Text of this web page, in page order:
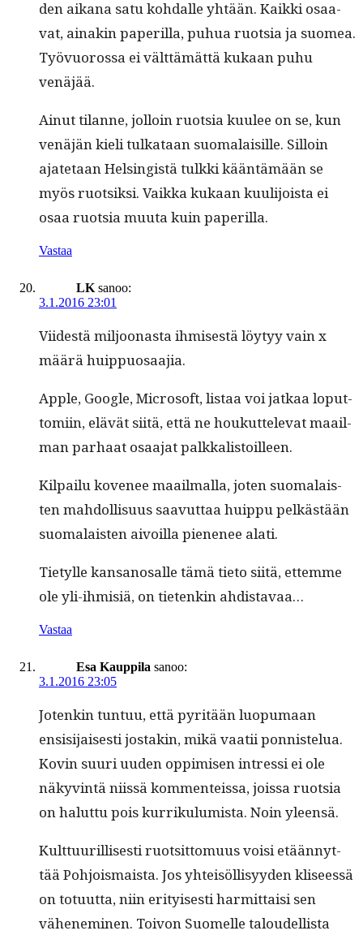
den aikana satu kohdalle yhtään. Kaik­ki osaa­
vat, ainakin paper­il­la, puhua ruot­sia ja suomea.
Työvuorossa ei vält­tämät­tä kukaan puhu
venäjää.
Ain­ut tilanne, jol­loin ruot­sia kuulee on se, kun
venäjän kieli tulkataan suo­ma­laisille. Sil­loin
ajate­taan Helsingistä tulk­ki kään­tämään se
myös ruot­sik­si. Vaik­ka kukaan kuuli­joista ei
osaa ruot­sia muu­ta kuin paperilla.
Vastaa
LK sanoo:
3.1.2016 23:01
Viidestä miljoonas­ta ihmis­es­tä löy­tyy vain x
määrä huippuosaajia.
Apple, Google, Microsoft, lis­taa voi jatkaa lop­ut­
tomi­in, elävät siitä, että ne houkut­tel­e­vat maail­
man parhaat osaa­jat palkkalistoilleen.
Kil­pailu kove­nee maail­mal­la, joten suo­ma­lais­
ten mah­dol­lisu­us saavut­taa huip­pu pelkästään
suo­ma­lais­ten aivoil­la piene­nee alati.
Tietylle kansanos­alle tämä tieto siitä, ettemme
ole yli-ihmisiä, on tietenkin ahdistavaa…
Vastaa
Esa Kauppila sanoo:
3.1.2016 23:05
Jotenkin tun­tuu, että pyritään luop­umaan
ensisi­jais­es­ti jostakin, mikä vaatii pon­nis­telua.
Kovin suuri uuden oppimisen intres­si ei ole
näkyv­in­tä niis­sä kom­menteis­sa, jois­sa ruot­sia
on halut­tu pois kur­riku­lu­mista. Noin yleensä.
Kult­tuuril­lis­es­ti ruot­sit­to­muus voisi etään­nyt­
tää Pohjo­is­maista. Jos yhteisöl­lisyy­den kliseessä
on totu­ut­ta, niin eri­tyis­es­ti har­mit­taisi sen
vähen­e­m­i­nen. Toivon Suomelle taloudel­lista